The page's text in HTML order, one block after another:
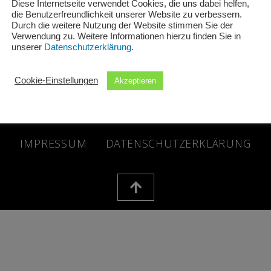
2026 Schuh + Sport Schwind GbR | Powered by Schuh +
IMPRESSUM DATENSCHUTZERKLÄRUNG
Diese Internetseite verwendet Cookies, die uns dabei helfen,
die Benutzerfreundlichkeit unserer Website zu verbessern.
Durch die weitere Nutzung der Website stimmen Sie der
Verwendung zu. Weitere Informationen hierzu finden Sie in
unserer Datenschutzerklärung.
Cookie-Einstellungen Akzeptieren